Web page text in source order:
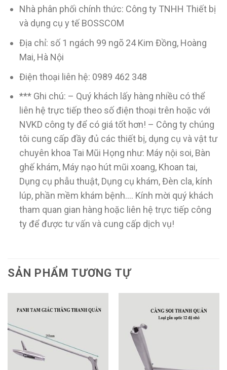
Nhà phân phối chính thức: Công ty TNHH Thiết bị
và dụng cụ y tế BOSSCOM
Địa chỉ: số 1 ngách 99 ngõ 24 Kim Đồng, Hoàng
Mai, Hà Nội
Điện thoại liên hệ: 0989 462 348
*** Ghi chú: – Quý khách lấy hàng nhiều có thể
liên hệ trực tiếp theo số điện thoại trên hoặc với
NVKD công ty để có giá tốt hơn! – Công ty chúng
tôi cung cấp đầy đủ các thiết bị, dụng cụ và vật tư
chuyên khoa Tai Mũi Họng như: Máy nội soi, Bàn
ghế khám, Máy nạo hút mũi xoang, Khoan tai,
Dụng cụ phẫu thuật, Dụng cụ khám, Đèn cla, kính
lúp, phần mềm khám bệnh…. Kính mời quý khách
tham quan gian hàng hoặc liên hệ trực tiếp công
ty để được tư vấn và cung cấp dịch vụ!
SẢN PHẨM TƯƠNG TỰ